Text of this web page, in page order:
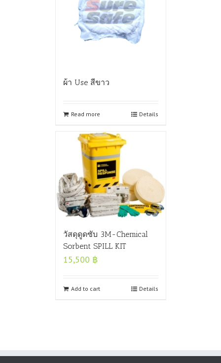
ผ้า Use สีขาว
Read more Details
วัสดุดูดซับ 3M-Chemical
Sorbent SPILL KIT
15,500 ฿
Add to cart Details